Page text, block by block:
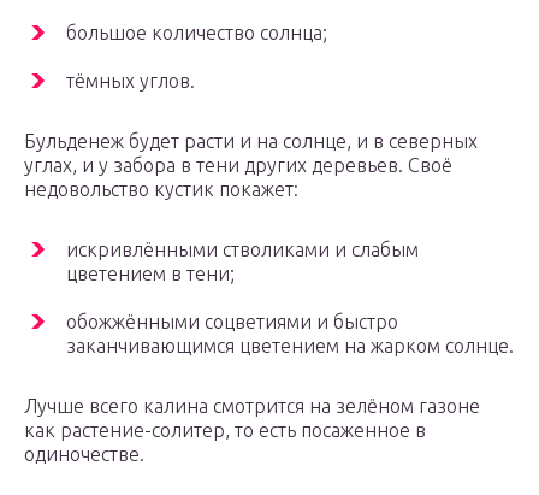
большое количество солнца;
тёмных углов.
Бульденеж будет расти и на солнце, и в северных
углах, и у забора в тени других деревьев. Своё
недовольство кустик покажет:
искривлёнными стволиками и слабым
цветением в тени;
обожжёнными соцветиями и быстро
заканчивающимся цветением на жарком солнце.
Лучше всего калина смотрится на зелёном газоне
как растение-солитер, то есть посаженное в
одиночестве.